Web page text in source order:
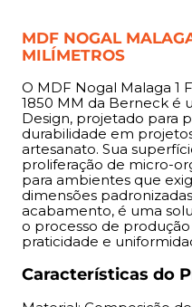
Acabamento: Desing;
Comprimento: 2750 mm;
Largura: 1850 mm;
Espessuras: 9 mm;
Indicação:
O MDF de 9 mm é
como fundos de
estantes, armários,
realizar artesanato.
Benefícios:
MDF NOGAL
MILÍMETROS
O MDF Nogal Malaga 1
1850 MM da Berneck é
Design, projetado para
durabilidade em
artesanato. Sua
proliferação de micro-
para ambientes que
dimensões
acabamento, é uma
o processo de
praticidade e
Características do